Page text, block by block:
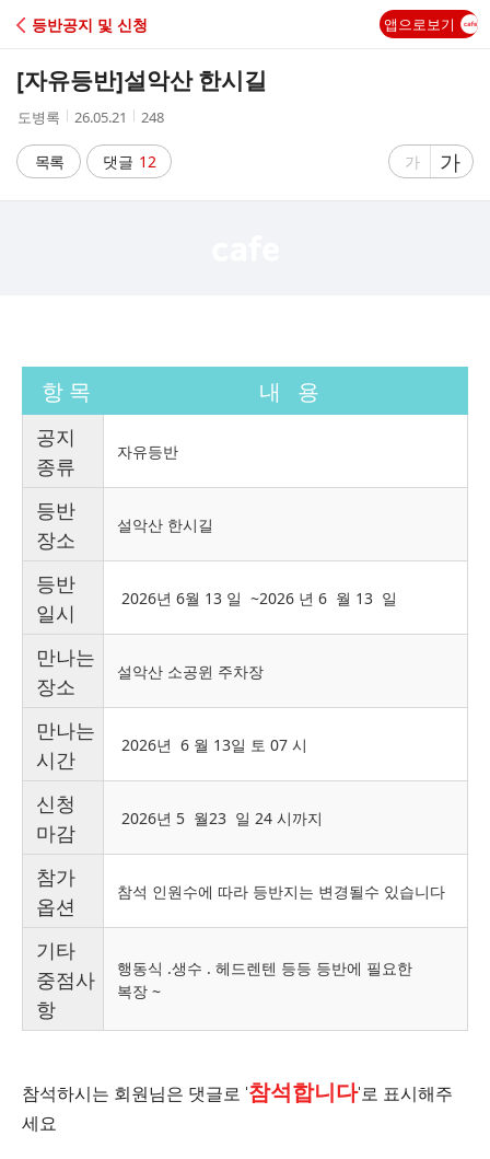
C
A
등반공지 및 신청 앱으로보기
[자유등반]설악산 한시길
작
자
도병록
작
시
간
26.05.21
조
수
248
목록 댓글 12
글
가
글
자
가
항 목 내 용
공지
종류
자유등반
등반
장소
설악산 한시길
등반
일시
2026년 6월 13 일 ~2026 년 6 월 13 일
만나는
장소
설악산 소공윈 주차장
만나는
시간
2026년 6 월 13일 토 07 시
신청
마감
2026년 5 월23 일 24 시까지
참가
옵션
참석 인원수에 따라 등반지는 변경될수 있습니다
기타
중점사
항
행동식 .생수 . 헤드렌텐 등등 등반에 필요한
복장 ~
참석하시는 회원님은 댓글로 '참석합니다'로 표시해주
세요